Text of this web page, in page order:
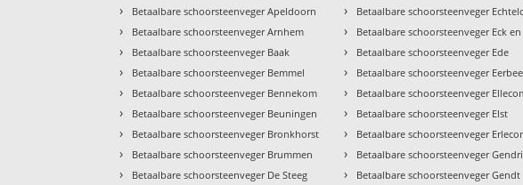
› Betaalbare schoorsteenveger Apeldoorn
› Betaalbare schoorsteenveger Arnhem
› Betaalbare schoorsteenveger Baak
› Betaalbare schoorsteenveger Bemmel
› Betaalbare schoorsteenveger Bennekom
› Betaalbare schoorsteenveger Beuningen
› Betaalbare schoorsteenveger Bronkhorst
› Betaalbare schoorsteenveger Brummen
› Betaalbare schoorsteenveger De Steeg
› Betaalbare schoorsteenveger
› Betaalbare schoorsteenveger Eck en
› Betaalbare schoorsteenveger Ede
› Betaalbare schoorsteenveger
› Betaalbare schoorsteenveger
› Betaalbare schoorsteenveger Elst
› Betaalbare schoorsteenveger
› Betaalbare schoorsteenveger
› Betaalbare schoorsteenveger Gendt